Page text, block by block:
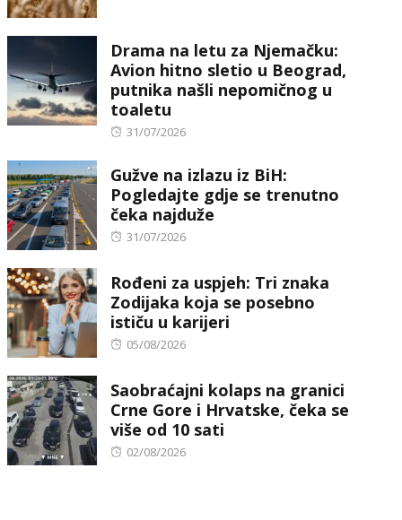
Drama na letu za Njemačku:
Avion hitno sletio u Beograd,
putnika našli nepomičnog u
toaletu
Posted
31/07/2026
Gužve na izlazu iz BiH:
Pogledajte gdje se trenutno
čeka najduže
Posted
31/07/2026
Rođeni za uspjeh: Tri znaka
Zodijaka koja se posebno
ističu u karijeri
Posted
05/08/2026
Saobraćajni kolaps na granici
Crne Gore i Hrvatske, čeka se
više od 10 sati
Posted
02/08/2026